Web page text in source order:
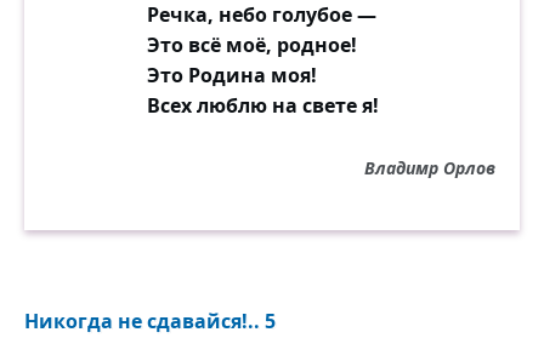
Речка, небо голубое —
Это всё моё, родное!
Это Родина моя!
Всех люблю на свете я!
Владимр Орлов
Никогда не сдавайся!.. 5